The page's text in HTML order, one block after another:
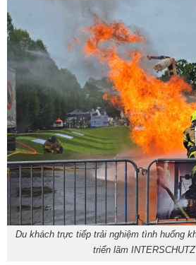
Du khách trực tiếp trải nghiệm tình huống
triển lãm